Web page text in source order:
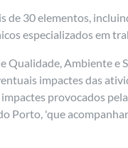
de 30 elementos,
especializados em
Qualidade, Ambiente
impactes das
provocados
Porto, 'que